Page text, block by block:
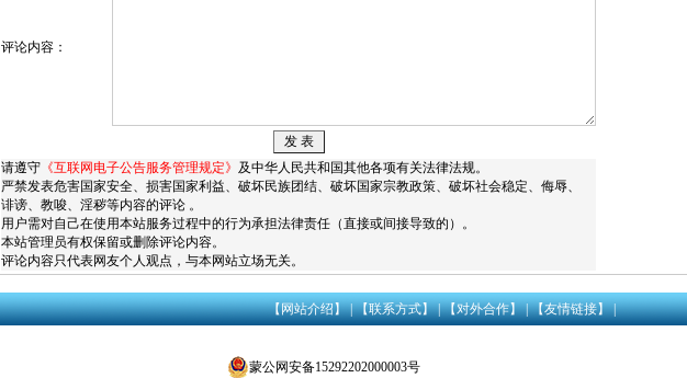
评论内容：
请遵守 《互联网电子公告服务管理规定》 及中华人民共和国其他各项有关法律法规。
严禁发表危害国家安全、损害国家利益、破坏民族团结、破坏国家宗教政策、破坏社会稳定、侮辱、
诽谤、教唆、淫秽等内容的评论 。
用户需对自己在使用本站服务过程中的行为承担法律责任（直接或间接导致的）。
本站管理员有权保留或删除评论内容。
评论内容只代表网友个人观点，与本网站立场无关。
【网站介绍】|【联系方式】| 【对外合作】 |【友情链接】|
蒙公网安备15292202000003号